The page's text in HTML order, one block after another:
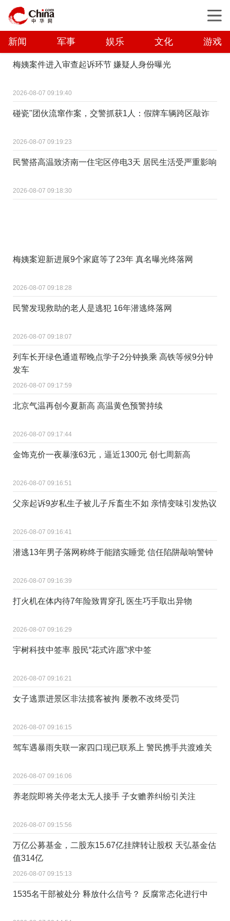
新闻 军事 娱乐 文化 游戏
梅姨案件进入审查起诉环节 嫌疑人身份曝光
2026-08-07 09:19:40
碰瓷"团伙流窜作案，交警抓获1人：假牌车辆跨区敲诈
2026-08-07 09:19:23
民警搭高温致济南一住宅区停电3天 居民生活受严重影响
2026-08-07 09:18:30
梅姨案迎新进展9个家庭等了23年 真名曝光终落网
2026-08-07 09:18:28
民警发现救助的老人是逃犯 16年潜逃终落网
2026-08-07 09:18:07
列车长开绿色通道帮晚点学子2分钟换乘 高铁等候9分钟
发车
2026-08-07 09:17:59
北京气温再创今夏新高 高温黄色预警持续
2026-08-07 09:17:44
金饰克价一夜暴涨63元，逼近1300元 创七周新高
2026-08-07 09:16:51
父亲起诉9岁私生子被儿子斥畜生不如 亲情变味引发热议
2026-08-07 09:16:41
潜逃13年男子落网称终于能踏实睡觉 信任陷阱敲响警钟
2026-08-07 09:16:39
打火机在体内待7年险致胃穿孔 医生巧手取出异物
2026-08-07 09:16:29
宇树科技中签率 股民“花式许愿”求中签
2026-08-07 09:16:21
女子逃票进景区非法揽客被拘 屡教不改终受罚
2026-08-07 09:16:15
驾车遇暴雨失联一家四口现已联系上 警民携手共渡难关
2026-08-07 09:16:06
养老院即将关停老太无人接手 子女赡养纠纷引关注
2026-08-07 09:15:56
万亿公募基金，二股东15.67亿挂牌转让股权 天弘基金估
值314亿
2026-08-07 09:15:13
1535名干部被处分 释放什么信号？ 反腐常态化进行中